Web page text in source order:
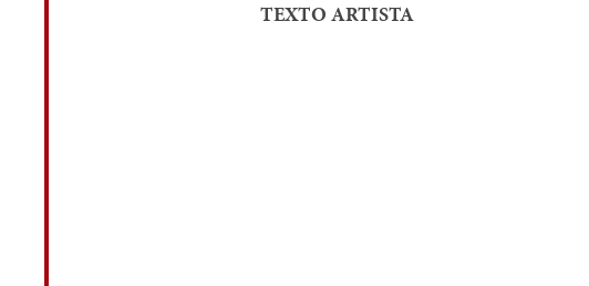
TEXTO ARTISTA